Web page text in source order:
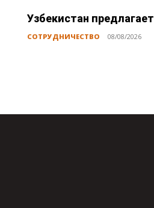
Узбекистан предлагает
СОТРУДНИЧЕСТВО 08/08/2026